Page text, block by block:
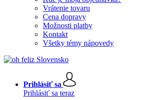
Vrátenie tovaru
Cena dopravy
Možnosti platby
Kontakt
Všetky témy nápovedy
Prihlásiť sa
Prihlásiť sa teraz